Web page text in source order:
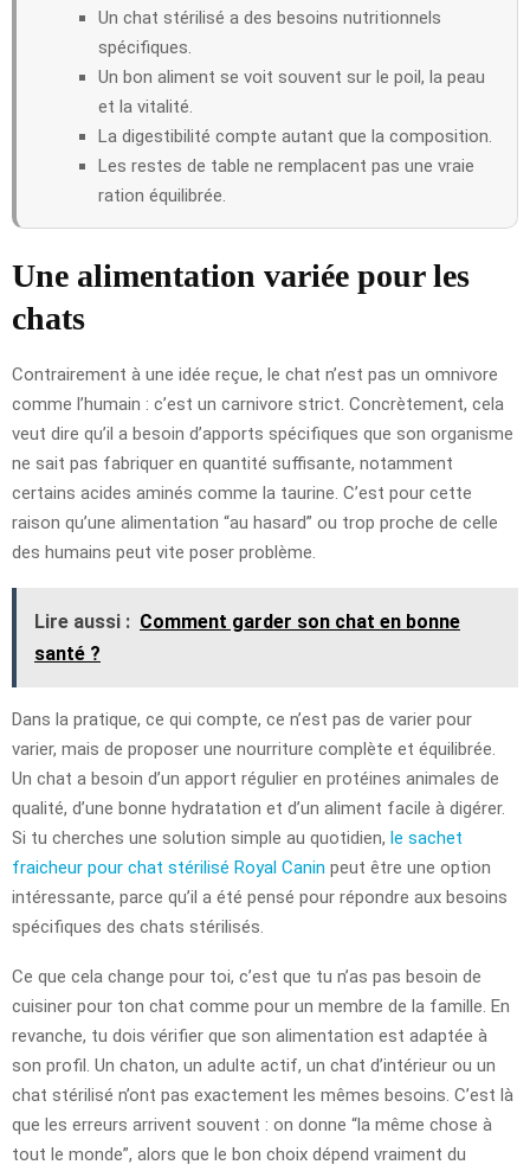
Un chat stérilisé a des besoins nutritionnels
spécifiques.
Un bon aliment se voit souvent sur le poil, la peau
et la vitalité.
La digestibilité compte autant que la composition.
Les restes de table ne remplacent pas une vraie
ration équilibrée.
Une alimentation variée pour les
chats
Contrairement à une idée reçue, le chat n’est pas un omnivore
comme l’humain : c’est un carnivore strict. Concrètement, cela
veut dire qu’il a besoin d’apports spécifiques que son organisme
ne sait pas fabriquer en quantité suffisante, notamment
certains acides aminés comme la taurine. C’est pour cette
raison qu’une alimentation “au hasard” ou trop proche de celle
des humains peut vite poser problème.
Lire aussi : Comment garder son chat en bonne
santé ?
Dans la pratique, ce qui compte, ce n’est pas de varier pour
varier, mais de proposer une nourriture complète et équilibrée.
Un chat a besoin d’un apport régulier en protéines animales de
qualité, d’une bonne hydratation et d’un aliment facile à digérer.
Si tu cherches une solution simple au quotidien, le sachet
fraicheur pour chat stérilisé Royal Canin peut être une option
intéressante, parce qu’il a été pensé pour répondre aux besoins
spécifiques des chats stérilisés.
Ce que cela change pour toi, c’est que tu n’as pas besoin de
cuisiner pour ton chat comme pour un membre de la famille. En
revanche, tu dois vérifier que son alimentation est adaptée à
son profil. Un chaton, un adulte actif, un chat d’intérieur ou un
chat stérilisé n’ont pas exactement les mêmes besoins. C’est là
que les erreurs arrivent souvent : on donne “la même chose à
tout le monde”, alors que le bon choix dépend vraiment du